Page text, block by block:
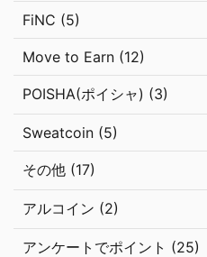
FiNC (5)
Move to Earn (12)
POISHA(ポイシャ) (3)
Sweatcoin (5)
その他 (17)
アルコイン (2)
アンケートでポイント (25)